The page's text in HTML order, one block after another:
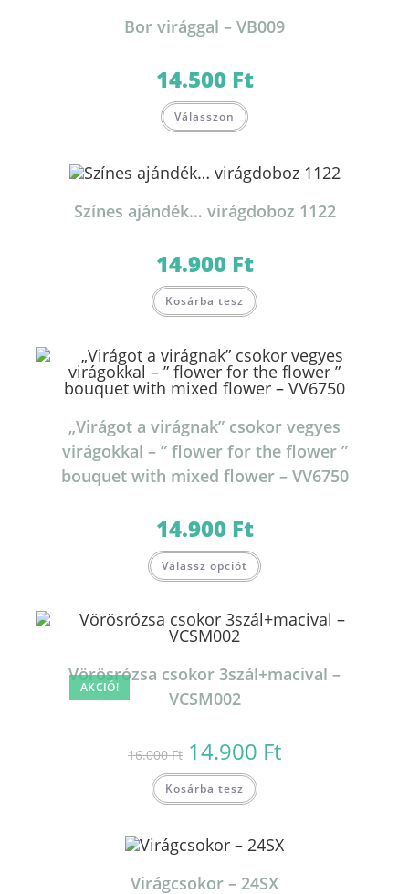
Bor virággal – VB009
14.500 Ft
Válasszon
Színes ajándék… virágdoboz 1122
14.900 Ft
Kosárba tesz
„Virágot a virágnak” csokor vegyes
virágokkal – ” flower for the flower ”
bouquet with mixed flower – VV6750
14.900 Ft
Válassz opciót
AKCIÓ!
Vörösrózsa csokor 3szál+macival –
VCSM002
16.000Ft
Original
price
was:
16.000 Ft.
14.900 FtCurrent
price
Kosárba tesz
Virágcsokor – 24SX